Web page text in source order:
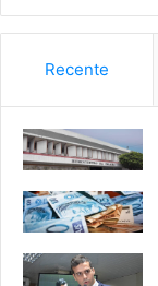
Recente